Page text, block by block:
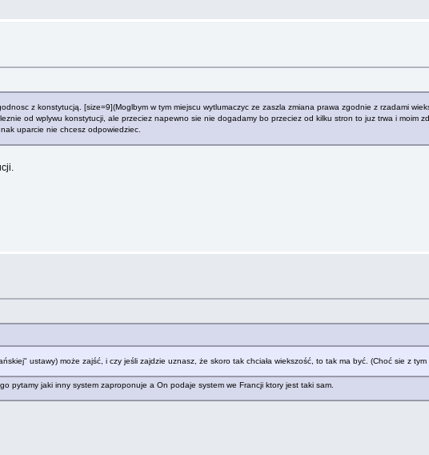
z konstytucją. [size=9](Moglbym w tym miejscu wytlumaczyc ze zaszla zmiana prawa zgodnie z rzadami
od wplywu konstytucji, ale przeciez napewno sie nie dogadamy bo przeciez od kilku stron to juz trwa i moim
uparcie nie chcesz odpowiedziec.
ustawy) może zajść, i czy jeśli zajdzie uznasz, że skoro tak chciała wiekszość, to tak ma być. (Choć sie z tym
pytamy jaki inny system zaproponuje a On podaje system we Francji ktory jest taki sam.